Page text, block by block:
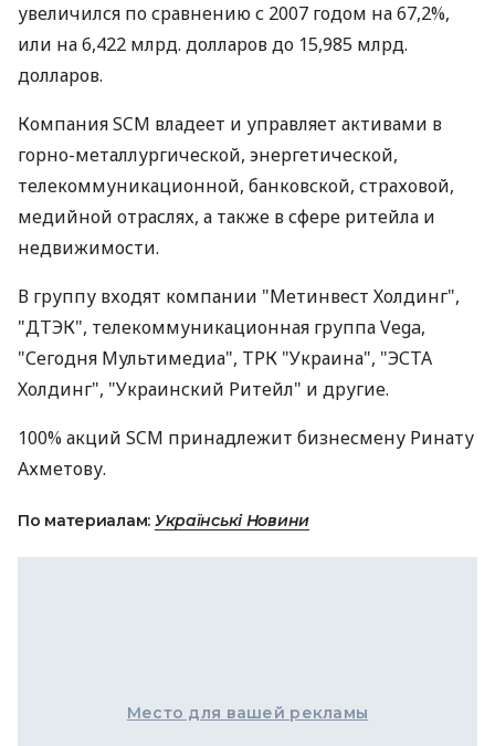
увеличился по сравнению с 2007 годом на 67,2%,
или на 6,422 млрд. долларов до 15,985 млрд.
долларов.
Компания SCM владеет и управляет активами в
горно-металлургической, энергетической,
телекоммуникационной, банковской, страховой,
медийной отраслях, а также в сфере ритейла и
недвижимости.
В группу входят компании "Метинвест Холдинг",
"ДТЭК", телекоммуникационная группа Vega,
"Сегодня Мультимедиа", ТРК "Украина", "ЭСТА
Холдинг", "Украинский Ритейл" и другие.
100% акций SCM принадлежит бизнесмену Ринату
Ахметову.
По материалам: Українські Новини
Место для вашей рекламы